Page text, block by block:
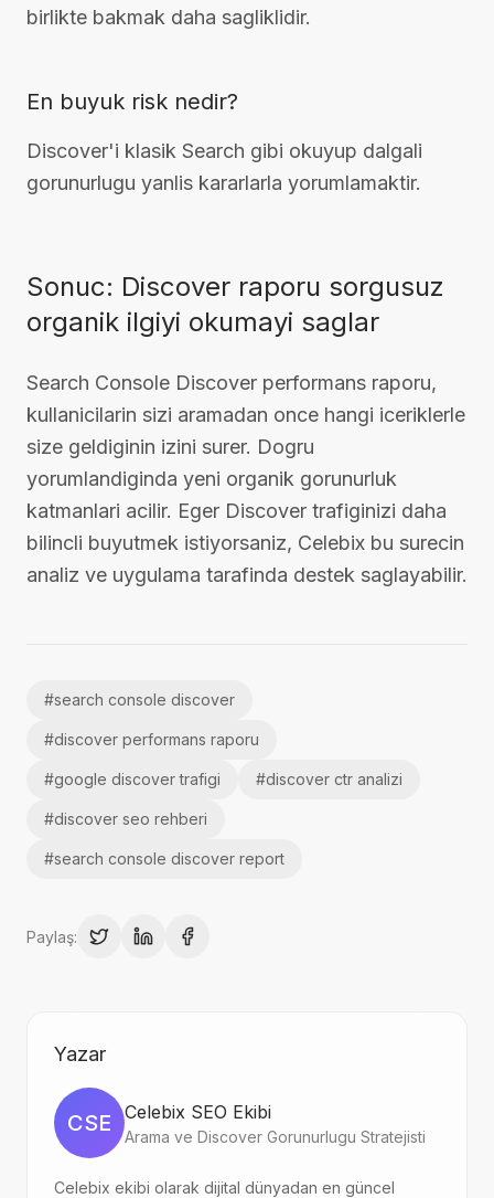
birlikte bakmak daha sagliklidir.
En buyuk risk nedir?
Discover'i klasik Search gibi okuyup dalgali
gorunurlugu yanlis kararlarla yorumlamaktir.
Sonuc: Discover raporu sorgusuz
organik ilgiyi okumayi saglar
Search Console Discover performans raporu,
kullanicilarin sizi aramadan once hangi iceriklerle
size geldiginin izini surer. Dogru
yorumlandiginda yeni organik gorunurluk
katmanlari acilir. Eger Discover trafiginizi daha
bilincli buyutmek istiyorsaniz, Celebix bu surecin
analiz ve uygulama tarafinda destek saglayabilir.
#search console discover
#discover performans raporu
#google discover trafigi #discover ctr analizi
#discover seo rehberi
#search console discover report
Paylaş:
Yazar
CSE Celebix SEO Ekibi
Arama ve Discover Gorunurlugu Stratejisti
Celebix ekibi olarak dijital dünyadan en güncel